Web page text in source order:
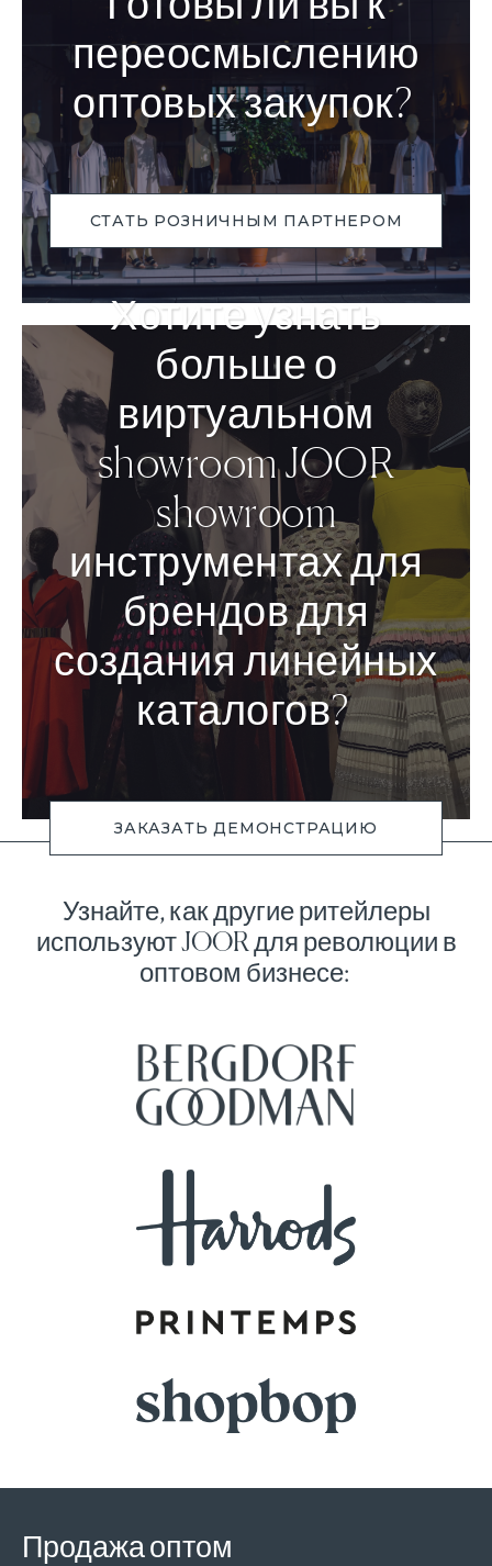
переосмыслению
оптовых закупок?
СТАТЬ РОЗНИЧНЫМ ПАРТНЕРОМ
Хотите узнать
больше о
виртуальном
showroom JOOR
showroom
инструментах для
брендов для
создания линейных
каталогов?
ЗАКАЗАТЬ ДЕМОНСТРАЦИЮ
Узнайте, как другие ритейлеры
используют JOOR для революции в
оптовом бизнесе:
Продажа оптом